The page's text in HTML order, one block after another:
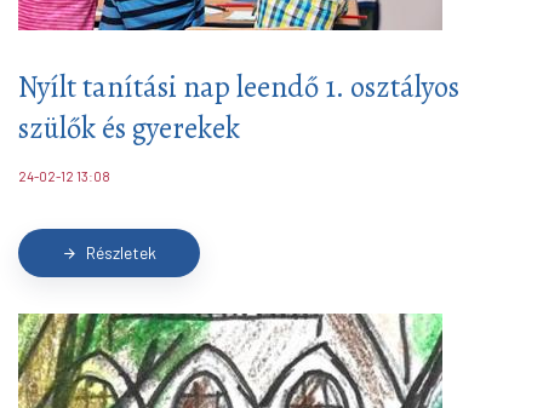
Nyílt tanítási nap leendő 1. osztályos
szülők és gyerekek
24-02-12 13:08
arrow_forward Részletek